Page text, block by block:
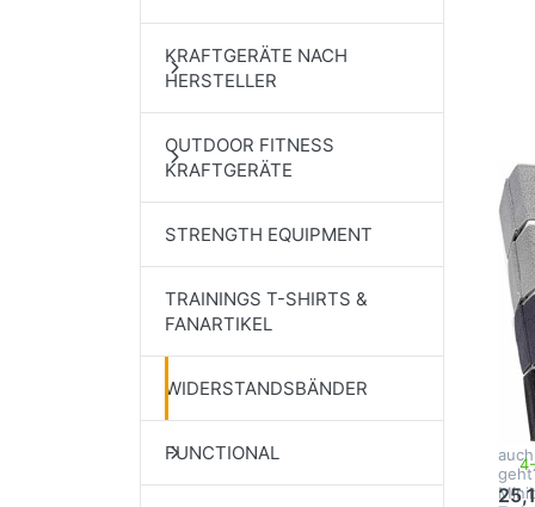
KRAFTGERÄTE NACH
HERSTELLER
OUTDOOR FITNESS
KRAFTGERÄTE
STRENGTH EQUIPMENT
TRAININGS T-SHIRTS &
FANARTIKEL
WIDERSTANDSBÄNDER
FUNCTIONAL
4
-
-